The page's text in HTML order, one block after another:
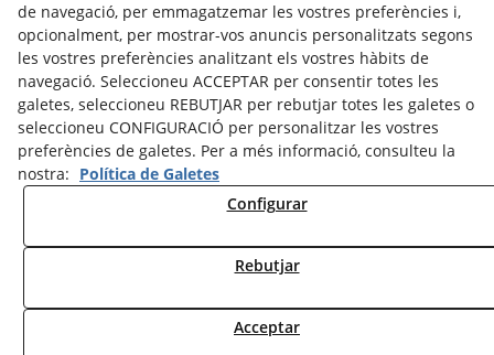
de navegació, per emmagatzemar les vostres preferències i,
opcionalment, per mostrar-vos anuncis personalitzats segons
les vostres preferències analitzant els vostres hàbits de
navegació. Seleccioneu ACCEPTAR per consentir totes les
galetes, seleccioneu REBUTJAR per rebutjar totes les galetes o
seleccioneu CONFIGURACIÓ per personalitzar les vostres
preferències de galetes. Per a més informació, consulteu la
nostra: Política de Galetes
Configurar
Rebutjar
Acceptar